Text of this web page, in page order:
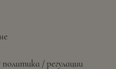
/ регулации